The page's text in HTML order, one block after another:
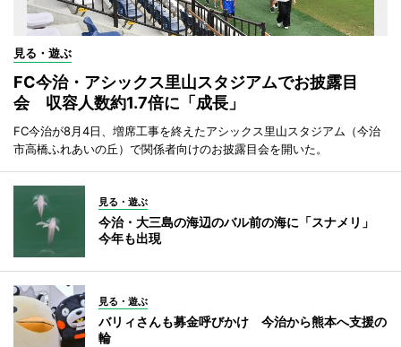
見る・遊ぶ
FC今治・アシックス里山スタジアムでお披露目
会 収容人数約1.7倍に「成長」
FC今治が8月4日、増席工事を終えたアシックス里山スタジアム（今治
市高橋ふれあいの丘）で関係者向けのお披露目会を開いた。
見る・遊ぶ
今治・大三島の海辺のバル前の海に「スナメリ」
今年も出現
見る・遊ぶ
バリィさんも募金呼びかけ 今治から熊本へ支援の
輪